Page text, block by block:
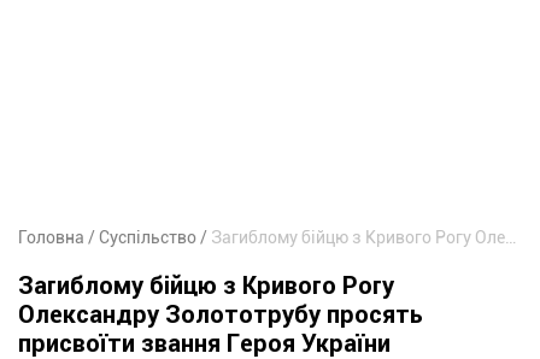
Головна Суспільство
Загиблому бійцю з Кривого Рогу
Олександру Золототрубу просять
присвоїти звання Героя України